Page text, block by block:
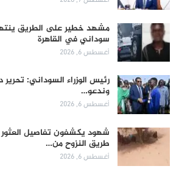
مشهد خطير على الطريق
سوداني في القاهرة
أغسطس 6, 2026
رئيس الوزراء السوداني: تحرير
وندعو…
أغسطس 6, 2026
طريق النزوح من…
أغسطس 6, 2026